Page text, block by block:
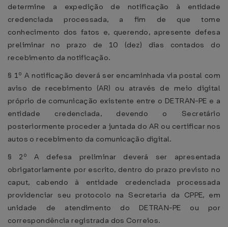
determine a expedição de notificação à entidade
credenciada processada, a fim de que tome
conhecimento dos fatos e, querendo, apresente defesa
preliminar no prazo de 10 (dez) dias contados do
recebimento da notificação.
§ 1º A notificação deverá ser encaminhada via postal com
aviso de recebimento (AR) ou através de meio digital
próprio de comunicação existente entre o DETRAN-PE e a
entidade credenciada, devendo o Secretário
posteriormente proceder a juntada do AR ou certificar nos
autos o recebimento da comunicação digital.
§ 2º A defesa preliminar deverá ser apresentada
obrigatoriamente por escrito, dentro do prazo previsto no
caput, cabendo à entidade credenciada processada
providenciar seu protocolo na Secretaria da CPPE, em
unidade de atendimento do DETRAN-PE ou por
correspondência registrada dos Correios.